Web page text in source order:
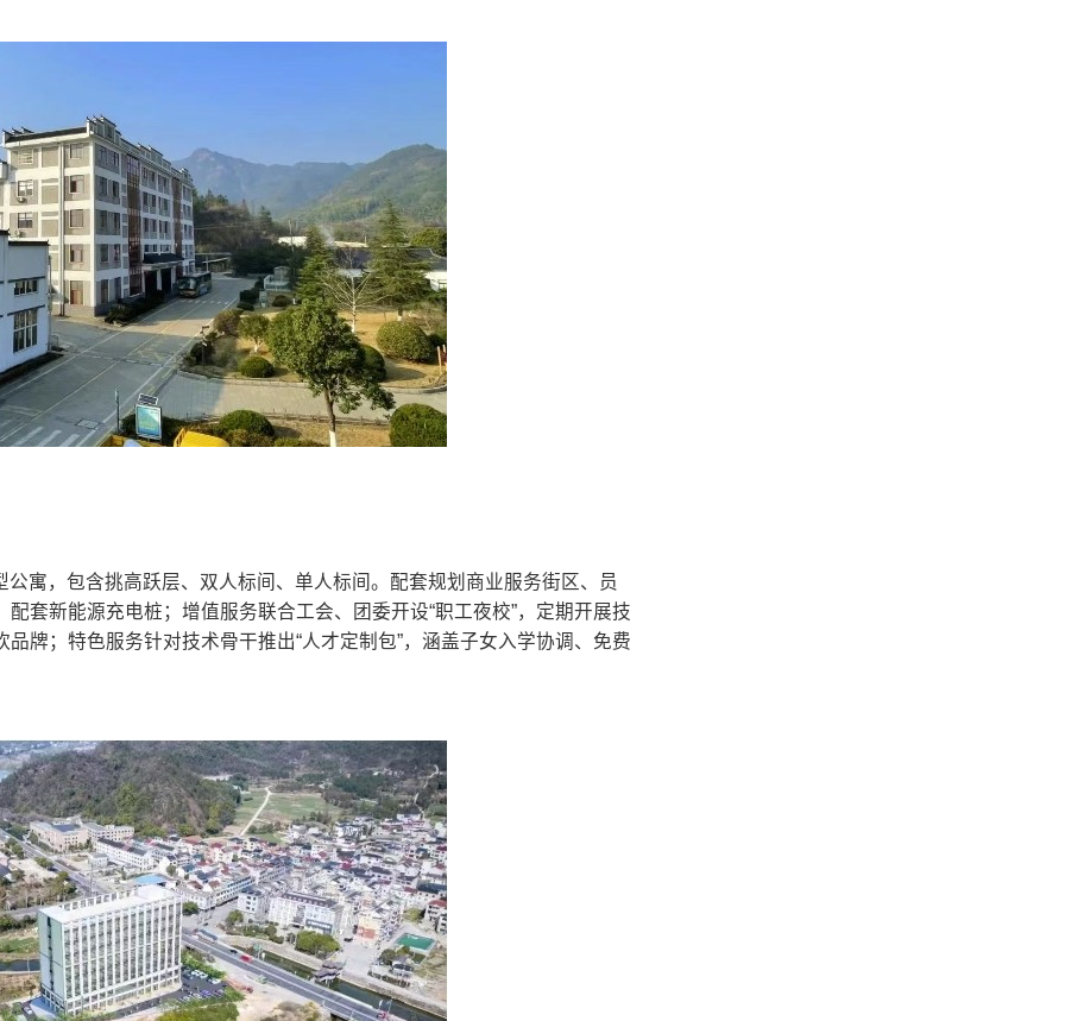
寓，包含挑高跃层、双人标间、单人标间。配套规划商业服务街区、员
套新能源充电桩；增值服务联合工会、团委开设“职工夜校”，定期开展技
牌；特色服务针对技术骨干推出“人才定制包”，涵盖子女入学协调、免费